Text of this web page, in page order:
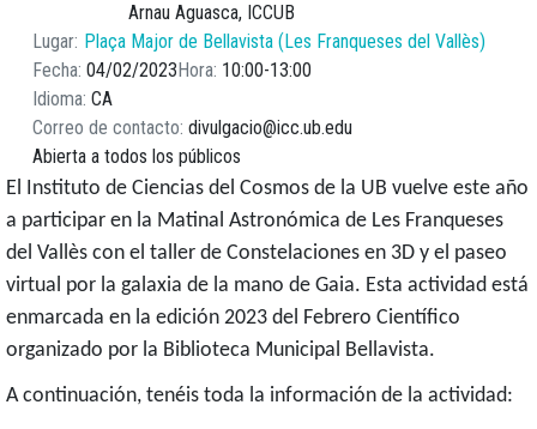
Arnau Aguasca, ICCUB
Lugar Plaça Major de Bellavista (Les Franqueses del Vallès)
Fecha 04/02/2023 Hora 10:00 13:00
Idioma CA
Correo de contacto divulgacio@icc.ub.edu
Abierta a todos los públicos
El Instituto de Ciencias del Cosmos de la UB vuelve este año
a participar en la Matinal Astronómica de Les Franqueses
del Vallès con el taller de Constelaciones en 3D y el paseo
virtual por la galaxia de la mano de Gaia. Esta actividad está
enmarcada en la edición 2023 del Febrero Científico
organizado por la Biblioteca Municipal Bellavista.
A continuación, tenéis toda la información de la actividad: